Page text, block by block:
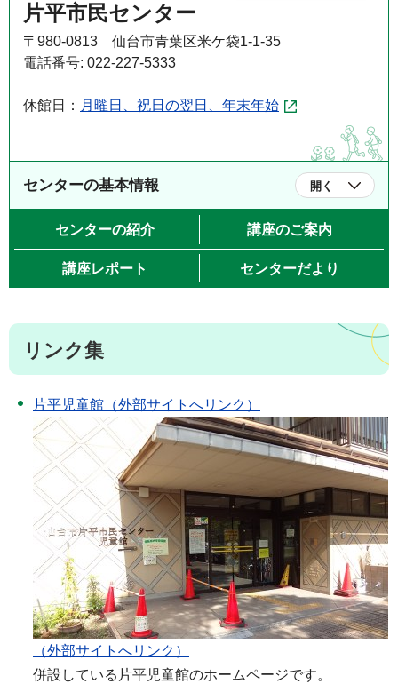
片平市民センター
〒980-0813 仙台市青葉区米ケ袋1-1-35
電話番号: 022-227-5333
休館日： 月曜日、祝日の翌日、年末年始
センターの基本情報 開く
センターの紹介 講座のご案内
講座レポート センターだより
リンク集
片平児童館（外部サイトへリンク）
（外部サイトへリンク）
併設している片平児童館のホームページです。